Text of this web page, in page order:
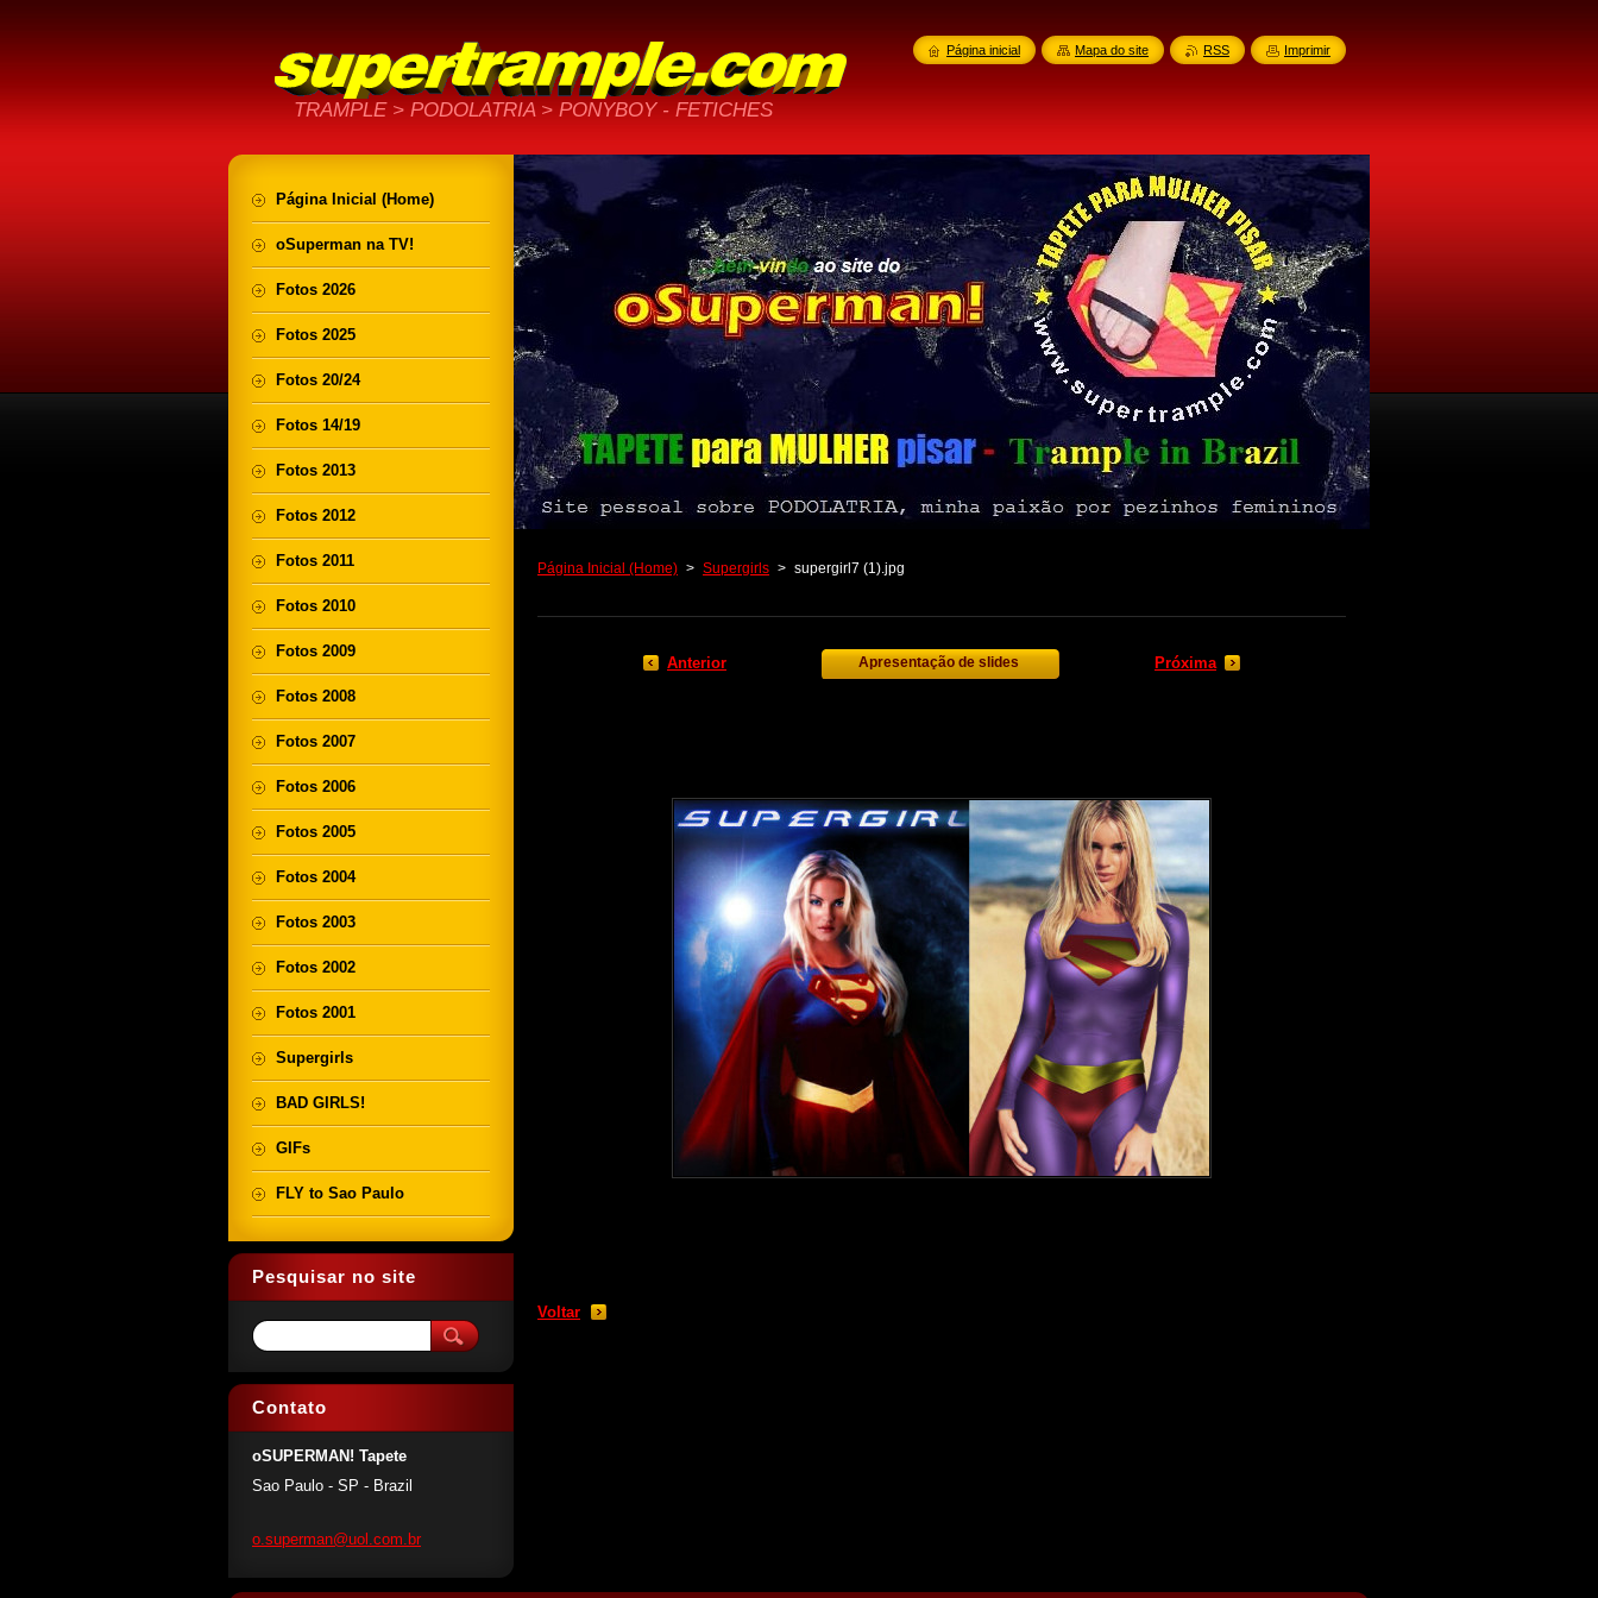
TRAMPLE > PODOLATRIA > PONYBOY - FETICHES
Página Inicial (Home) > Supergirls > supergirl7 (1).jpg
Anterior Apresentação de slides Próxima
Voltar
Página Inicial (Home)
oSuperman na TV!
Fotos 2026
Fotos 2025
Fotos 20/24
Fotos 14/19
Fotos 2013
Fotos 2012
Fotos 2011
Fotos 2010
Fotos 2009
Fotos 2008
Fotos 2007
Fotos 2006
Fotos 2005
Fotos 2004
Fotos 2003
Fotos 2002
Fotos 2001
Supergirls
BAD GIRLS!
GIFs
FLY to Sao Paulo
Pesquisar no site
Contato
oSUPERMAN! Tapete
Sao Paulo - SP - Brazil
o.superman@uol.com.br
Página inicial Mapa do site RSS Imprimir